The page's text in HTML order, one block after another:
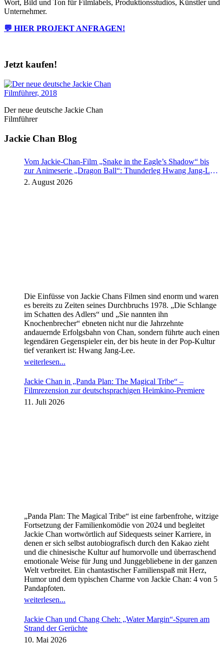
Wort, Bild und Ton für Filmlabels, Produktionsstudios, Künstler und
Unternehmer.
💬 HIER PROJEKT ANFRAGEN!
Jetzt kaufen!
Der neue deutsche Jackie Chan
Filmführer
Jackie Chan Blog
Vom Jackie-Chan-Film „Snake in the Eagle’s Shadow“ bis
zur Animeserie „Dragon Ball“: Thunderleg Hwang Jang-Lee
tritt globale Rechteoffensive los
2. August 2026
Die Einfüsse von Jackie Chans Filmen sind enorm und waren
es bereits zu Zeiten seines Durchbruchs 1978. „Die Schlange
im Schatten des Adlers“ und „Sie nannten ihn
Knochenbrecher“ ebneten nicht nur die Jahrzehnte
andauernde Erfolgsbahn von Chan, sondern führte auch einen
legendären Gegenspieler ein, der bis heute in der Pop-Kultur
tief verankert ist: Hwang Jang-Lee.
weiterlesen...
Jackie Chan in „Panda Plan: The Magical Tribe“ –
Filmrezension zur deutschsprachigen Heimkino-Premiere
11. Juli 2026
„Panda Plan: The Magical Tribe“ ist eine farbenfrohe, witzige
Fortsetzung der Familienkomödie von 2024 und begleitet
Jackie Chan wortwörtlich auf Sidequests seiner Karriere, in
denen er sich selbst autobiografisch durch den Kakao zieht
und die chinesische Kultur auf humorvolle und überraschend
emotionale Weise für Jung und Junggebliebene in der ganzen
Welt verbreitet. Ein chantastischer Familienspaß mit Herz,
Humor und dem typischen Charme von Jackie Chan: 4 von 5
Pandapfoten.
weiterlesen...
Jackie Chan und Chang Cheh: „Water Margin“-Spuren am
Strand der Gerüchte
10. Mai 2026